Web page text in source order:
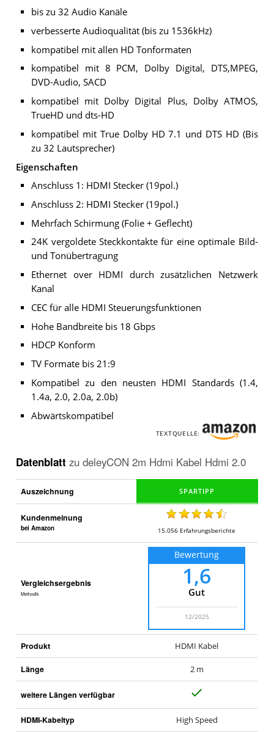
bis zu 32 Audio Kanäle
verbesserte Audioqualität (bis zu 1536kHz)
kompatibel mit allen HD Tonformaten
kompatibel mit 8 PCM, Dolby Digital, DTS,MPEG,
DVD-Audio, SACD
kompatibel mit Dolby Digital Plus, Dolby ATMOS,
TrueHD und dts-HD
kompatibel mit True Dolby HD 7.1 und DTS HD (Bis
zu 32 Lautsprecher)
Eigenschaften
Anschluss 1: HDMI Stecker (19pol.)
Anschluss 2: HDMI Stecker (19pol.)
Mehrfach Schirmung (Folie + Geflecht)
24K vergoldete Steckkontakte für eine optimale Bild-
und Tonübertragung
Ethernet over HDMI durch zusätzlichen Netzwerk
Kanal
CEC für alle HDMI Steuerungsfunktionen
Hohe Bandbreite bis 18 Gbps
HDCP Konform
TV Formate bis 21:9
Kompatibel zu den neusten HDMI Standards (1.4,
1.4a, 2.0, 2.0a, 2.0b)
Abwärtskompatibel
TEXTQUELLE:
Datenblatt zu deleyCON 2m Hdmi Kabel Hdmi 2.0
Auszeichnung
Kundenmeinung
bei Amazon 15.056 Erfahrungsberichte
Vergleichsergebnis
Methodik
Bewertung
1,6
Gut
12/2025
Produkt HDMI Kabel
Länge 2 m
weitere Längen verfügbar
a
HDMI-Kabeltyp High Speed